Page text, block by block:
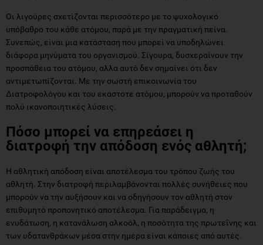
Οι λιγούρες σχετίζονται περισσότερο με το ψυχολογικό
υπόβαθρο του κάθε ατόμου, παρά με την πραγματική πείνα.
Συνεπώς, είναι μια κατάσταση που μπορεί να υποδηλώνει
διάφορα μηνύματα του οργανισμού. Σίγουρα, δυσχεραίνουν την
προσπάθεια του ατόμου, αλλα αυτό δεν σημαίνει ότι δεν
αντιμετωπίζονται. Με την σωστή επικοινωνία του
Διατροφολόγου και του εκαστοτε ατόμου, μπορούν να προταθούν
πολύ ικανοποιητικές λύσεις.
Πόσο μπορεί να επηρεάσει η
διατροφή την απόδοση ενός αθλητή;
Η αθλητική απόδοση είναι αποτέλεσμα του τρόπου ζωής του
αθλητή. Στην διατροφή περιλαμβάνονται πολλές συνήθειες που
μπορούν να την αυξήσουν και να οδηγήσουν τον αθλητή στον
επιθυμητό προπονητικό αποτέλεσμα. Για παράδειγμα, η
ενυδάτωση, η κατανάλωση αλκοόλ, η ποσότητα της πρωτεΐνης και
των υδατανθράκων μέσα στην ημέρα είναι κάποιες από αυτές.